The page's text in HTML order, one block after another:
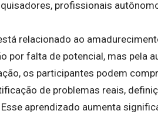
profissionais
relacionado ao
por falta de potencial, mas pela
os participantes podem
de problemas reais,
aprendizado aumenta